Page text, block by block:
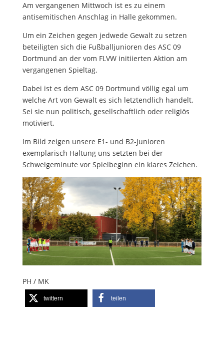
Am vergangenen Mittwoch ist es zu einem
antisemitischen Anschlag in Halle gekommen.
Um ein Zeichen gegen jedwede Gewalt zu setzen
beteiligten sich die Fußballjunioren des ASC 09
Dortmund an der vom FLVW initiierten Aktion am
vergangenen Spieltag.
Dabei ist es dem ASC 09 Dortmund völlig egal um
welche Art von Gewalt es sich letztendlich handelt.
Sei sie nun politisch, gesellschaftlich oder religiös
motiviert.
Im Bild zeigen unsere E1- und B2-Junioren
exemplarisch Haltung uns setzten bei der
Schweigeminute vor Spielbeginn ein klares Zeichen.
PH / MK
twittern teilen